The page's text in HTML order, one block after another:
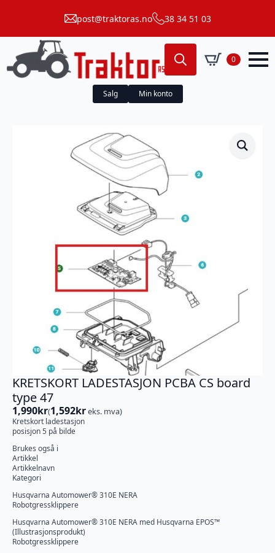
post@traktoras.no 38 34 51 03
Search
for:
0
Salg Min konto
KRETSKORT LADESTASJON PCBA CS board
type 47
1,990kr(1,592kreks. mva)
Kretskort ladestasjon
posisjon 5 på bilde
Brukes også i
Artikkel
Artikkelnavn
Kategori
Husqvarna Automower® 310E NERA
Robotgressklippere
Husqvarna Automower® 310E NERA med Husqvarna EPOS™
(Illustrasjonsprodukt)
Robotgressklippere